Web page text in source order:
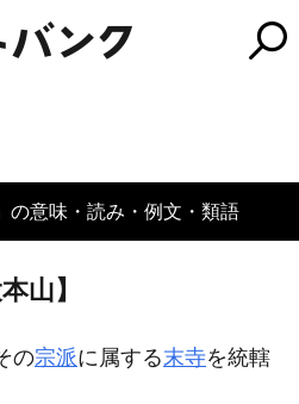
の意味・読み・例文・類語
山】
の宗派に属する末寺を統轄